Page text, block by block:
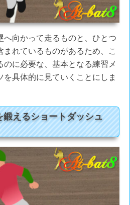
へ向かって走るものと、ひとつ
れているものがあるため、こ
のに必要な、基本となる練習メ
具体的に見ていくことにしま
鍛えるショートダッシュ